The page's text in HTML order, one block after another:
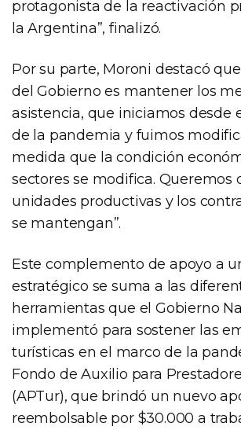
protagonista de la reactivación
la Argentina”, finalizó.
Por su parte, Moroni destacó
del Gobierno es mantener los
asistencia, que iniciamos desde
de la pandemia y fuimos
medida que la condición
sectores se modifica. Queremos
unidades productivas y los
se mantengan”.
Este complemento de apoyo a
estratégico se suma a las
herramientas que el Gobierno
implementó para sostener las
turísticas en el marco de la
Fondo de Auxilio para
(APTur), que brindó un nuevo
reembolsable por $30.000 a